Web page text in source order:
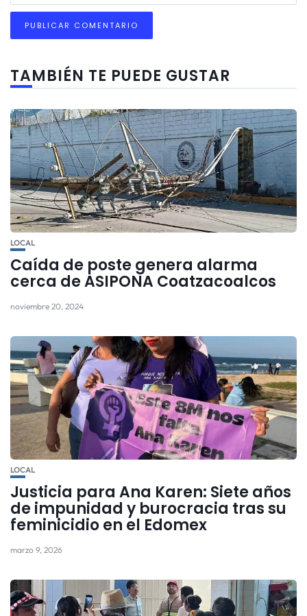
TAMBIÉN TE PUEDE GUSTAR
LOCAL
Caída de poste genera alarma
cerca de ASIPONA Coatzacoalcos
noviembre 20, 2024
LOCAL
Justicia para Ana Karen: Siete años
de impunidad y burocracia tras su
feminicidio en el Edomex
marzo 9, 2026